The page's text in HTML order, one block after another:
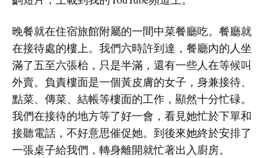
晚餐就在住宿旅館附屬的一間中菜餐廳吃。餐廳就
在接待處的樓上。我們六時許到達，餐廳內的人坐
滿了五至六張枱，只是半滿，還有一些人在等候叫
外賣。負責樓面是一個黃皮膚的女子，身兼接待、
點菜、傳菜、結帳等樓面的工作，顯然十分忙碌。
我們在接待的地方等了好一會，看見她忙於下單和
接聽電話，不好意思催促她。到後來她終於安排了
一張桌子給我們，轉身離開就忙著出入廚房。